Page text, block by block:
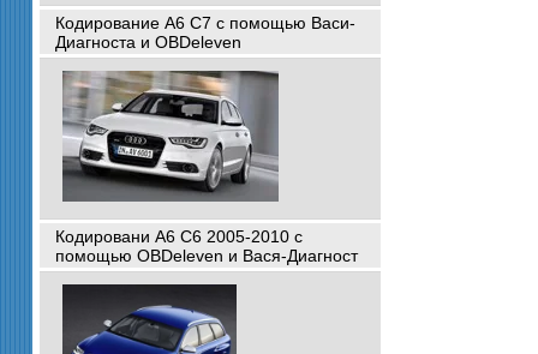
Кодирование A6 C7 с помощью Васи-
Диагноста и OBDeleven
Кодировани A6 C6 2005-2010 с
помощью OBDeleven и Вася-Диагност